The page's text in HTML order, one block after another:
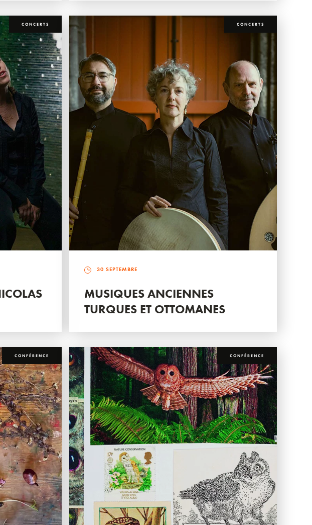
CONCERTS CONCERTS
30 SEPTEMBRE
MUSIQUES ANCIENNES
TURQUES ET OTTOMANES
CONFÉRENCE CONFÉRENCE